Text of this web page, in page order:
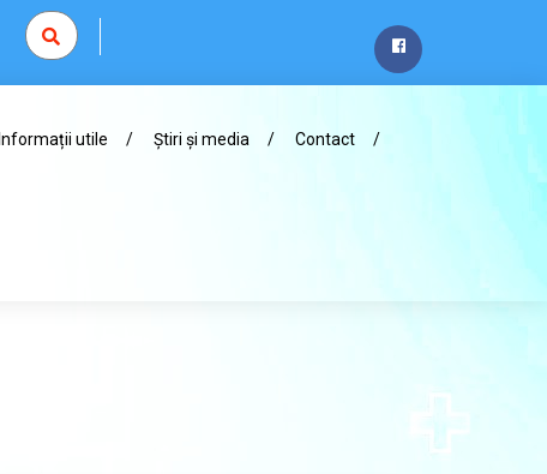
Informații utile Știri și media Contact